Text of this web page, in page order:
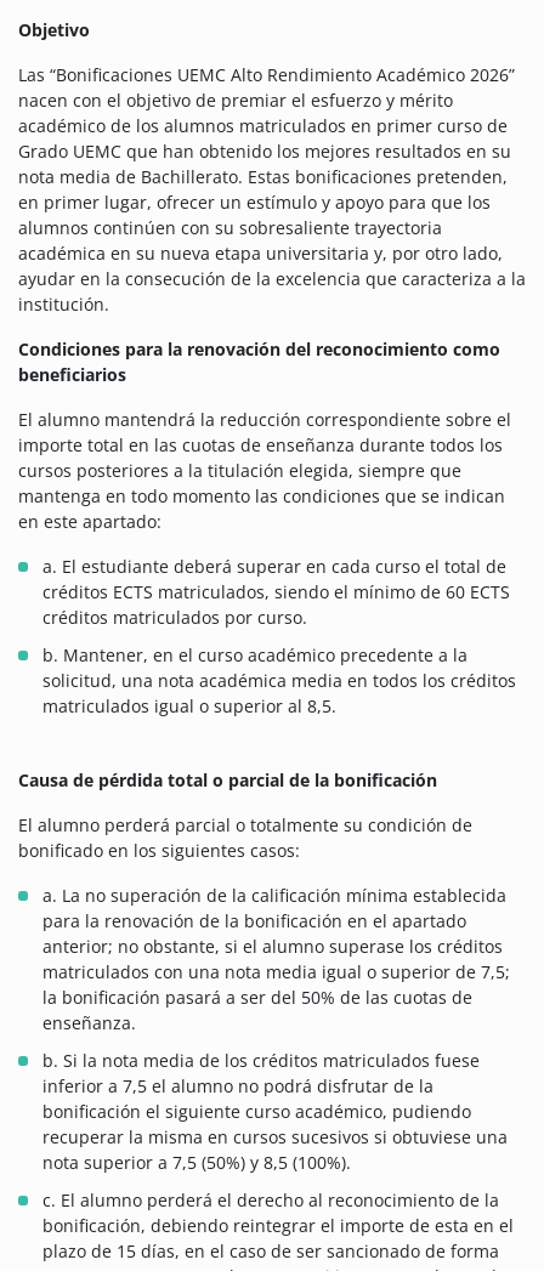
Objetivo
Las “Bonificaciones UEMC Alto Rendimiento Académico 2026”
nacen con el objetivo de premiar el esfuerzo y mérito
académico de los alumnos matriculados en primer curso de
Grado UEMC que han obtenido los mejores resultados en su
nota media de Bachillerato. Estas bonificaciones pretenden,
en primer lugar, ofrecer un estímulo y apoyo para que los
alumnos continúen con su sobresaliente trayectoria
académica en su nueva etapa universitaria y, por otro lado,
ayudar en la consecución de la excelencia que caracteriza a la
institución.
Condiciones para la renovación del reconocimiento como
beneficiarios
El alumno mantendrá la reducción correspondiente sobre el
importe total en las cuotas de enseñanza durante todos los
cursos posteriores a la titulación elegida, siempre que
mantenga en todo momento las condiciones que se indican
en este apartado:
a. El estudiante deberá superar en cada curso el total de
créditos ECTS matriculados, siendo el mínimo de 60 ECTS
créditos matriculados por curso.
b. Mantener, en el curso académico precedente a la
solicitud, una nota académica media en todos los créditos
matriculados igual o superior al 8,5.
Causa de pérdida total o parcial de la bonificación
El alumno perderá parcial o totalmente su condición de
bonificado en los siguientes casos:
a. La no superación de la calificación mínima establecida
para la renovación de la bonificación en el apartado
anterior; no obstante, si el alumno superase los créditos
matriculados con una nota media igual o superior de 7,5;
la bonificación pasará a ser del 50% de las cuotas de
enseñanza.
b. Si la nota media de los créditos matriculados fuese
inferior a 7,5 el alumno no podrá disfrutar de la
bonificación el siguiente curso académico, pudiendo
recuperar la misma en cursos sucesivos si obtuviese una
nota superior a 7,5 (50%) y 8,5 (100%).
c. El alumno perderá el derecho al reconocimiento de la
bonificación, debiendo reintegrar el importe de esta en el
plazo de 15 días, en el caso de ser sancionado de forma